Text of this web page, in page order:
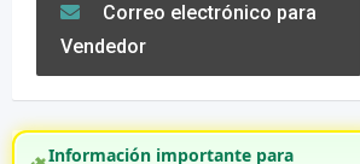
Correo electrónico para
Vendedor
Información importante para